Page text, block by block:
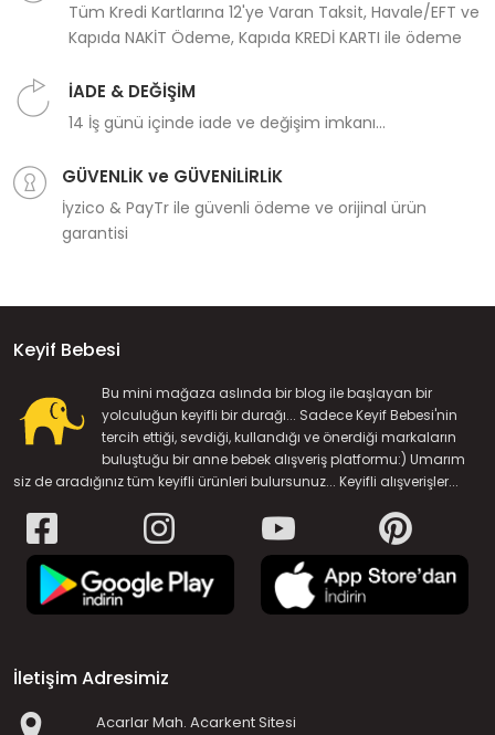
Tüm Kredi Kartlarına 12'ye Varan Taksit, Havale/EFT ve
Kapıda NAKİT Ödeme, Kapıda KREDİ KARTI ile ödeme
İADE & DEĞİŞİM
14 İş günü içinde iade ve değişim imkanı...
GÜVENLİK ve GÜVENİLİRLİK
İyzico & PayTr ile güvenli ödeme ve orijinal ürün
garantisi
Keyif Bebesi
Bu mini mağaza aslında bir blog ile başlayan bir
yolculuğun keyifli bir durağı... Sadece Keyif Bebesi'nin
tercih ettiği, sevdiği, kullandığı ve önerdiği markaların
buluştuğu bir anne bebek alışveriş platformu:) Umarım
siz de aradığınız tüm keyifli ürünleri bulursunuz... Keyifli alışverişler...
İletişim Adresimiz
Acarlar Mah. Acarkent Sitesi